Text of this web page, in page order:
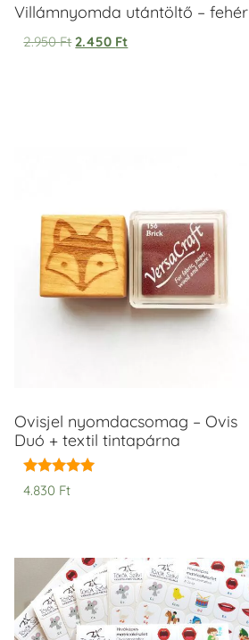
Villámnyomda utántöltő – fehér
2.950Ft 2.450 Ft
Ovisjel nyomdacsomag – Ovis
Duó + textil tintapárna
Értékelés:
5.00
4.830 Ft